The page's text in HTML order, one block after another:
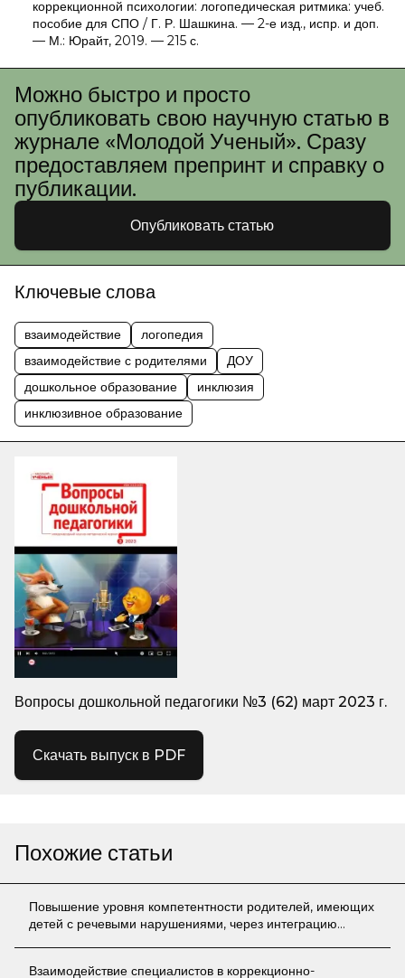
коррекционной психологии: логопедическая ритмика: учеб.
пособие для СПО / Г. Р. Шашкина. — 2-е изд., испр. и доп.
— М.: Юрайт, 2019. — 215 с.
Можно быстро и просто
опубликовать свою научную статью в
журнале «Молодой Ученый». Сразу
предоставляем препринт и справку о
публикации.
Опубликовать статью
Ключевые слова
взаимодействие
логопедия
взаимодействие с родителями
ДОУ
дошкольное образование
инклюзия
инклюзивное образование
Вопросы дошкольной педагогики №3 (62) март 2023 г.
Скачать выпуск в PDF
Похожие статьи
Повышение уровня компетентности родителей, имеющих
детей с речевыми нарушениями, через интеграцию
Взаимодействие специалистов в коррекционно-